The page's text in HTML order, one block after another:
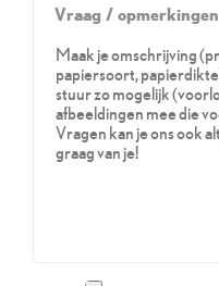
Vraag / opmerkingen